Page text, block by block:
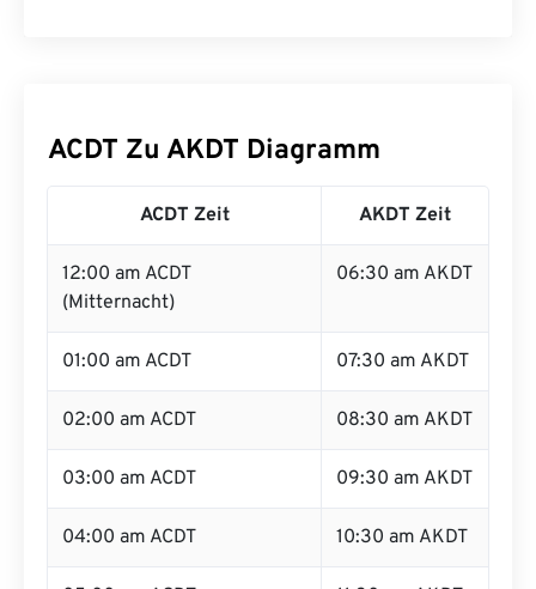
ACDT Zu AKDT Diagramm
ACDT Zeit AKDT Zeit
12:00 am ACDT
(Mitternacht)
06:30 am AKDT
01:00 am ACDT 07:30 am AKDT
02:00 am ACDT 08:30 am AKDT
03:00 am ACDT 09:30 am AKDT
04:00 am ACDT 10:30 am AKDT